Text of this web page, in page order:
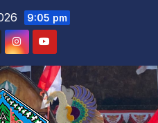
9:05 pm